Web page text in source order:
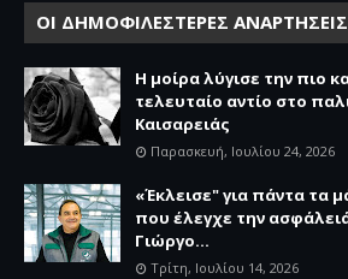
ΟΙ ΔΗΜΟΦΙΛΕΣΤΕΡΕΣ
Η μοίρα λύγισε την πιο
τελευταίο αντίο στο
Καισαρειάς
Παρασκευή, Ιουλίου 24, 2026
«Έκλεισε" για πάντα τα
που έλεγχε την
Γιώργο...
Τρίτη, Ιουλίου 14, 2026